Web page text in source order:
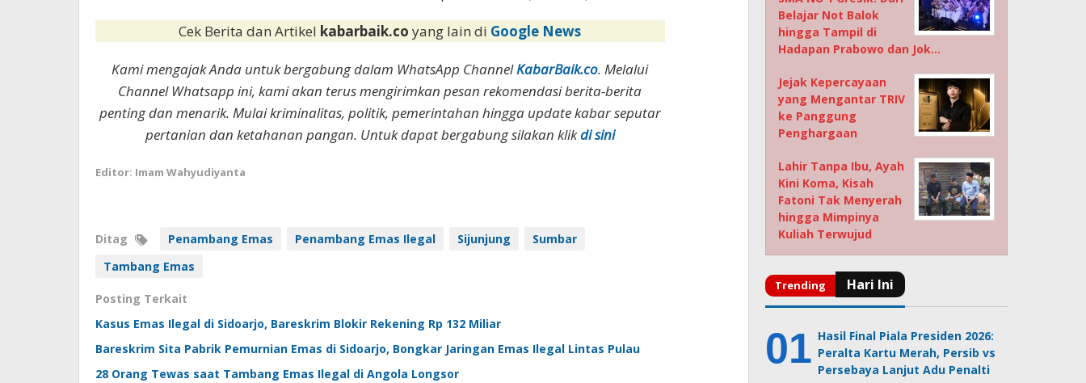
Cek Berita dan Artikel kabarbaik.coyang lain di Google News
Kami mengajak Anda untuk bergabung dalam WhatsApp ChannelKabarBaik.co. Melalui
Channel Whatsapp ini, kami akan terus mengirimkan pesan rekomendasi berita-berita
penting dan menarik. Mulai kriminalitas, politik, pemerintahan hingga update kabar seputar
pertanian dan ketahanan pangan. Untuk dapat bergabung silakan klikdi sini
Editor: Imam Wahyudiyanta
Ditag Penambang Emas Penambang Emas Ilegal Sijunjung
Sumbar
Tambang Emas
Posting Terkait
Kasus Emas Ilegal di Sidoarjo, Bareskrim Blokir Rekening Rp 132 Miliar
Bareskrim Sita Pabrik Pemurnian Emas di Sidoarjo, Bongkar Jaringan Emas Ilegal Lintas Pulau
28 Orang Tewas saat Tambang Emas Ilegal di Angola Longsor
Belajar Not Balok
hingga Tampil di
Hadapan Prabowo dan Jok…
Jejak Kepercayaan
yang Mengantar TRIV
ke Panggung
Penghargaan
Lahir Tanpa Ibu, Ayah
Kini Koma, Kisah
Fatoni Tak Menyerah
hingga Mimpinya
Kuliah Terwujud
Hasil Final Piala Presiden 2026:
Peralta Kartu Merah, Persib vs
Persebaya Lanjut Adu Penalti